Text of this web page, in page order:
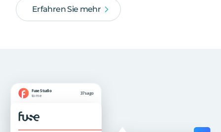
Erfahren Sie mehr